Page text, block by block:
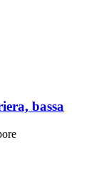
bassa